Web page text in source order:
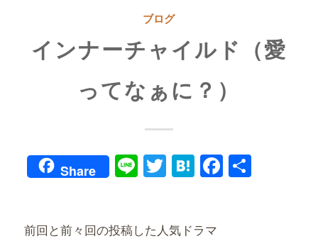
ブログ
インナーチャイルド（愛
ってなぁに？）
Share LineTwitter
Hatena共
前回と前々回の投稿した人気ドラマ